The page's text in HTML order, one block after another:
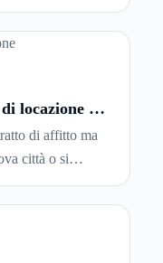
senza
pochi minuti,
dove si sta
locazione in
di affitto ma
città o si
per cui si
è legittimo
guida